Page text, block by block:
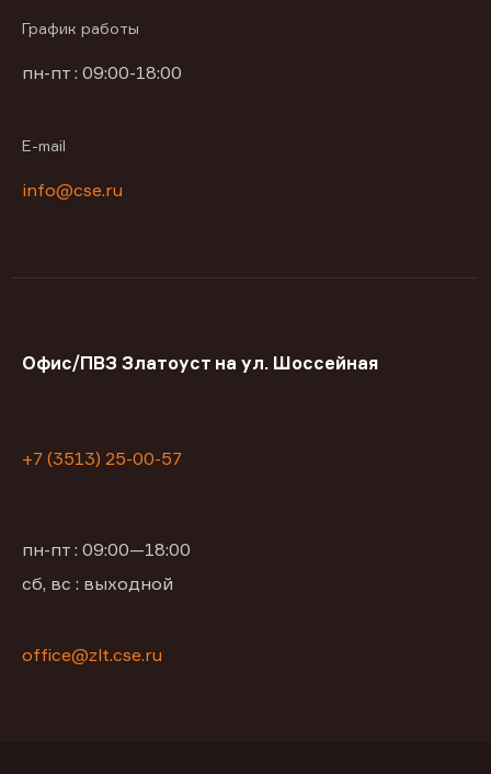
График работы
пн-пт : 09:00-18:00
E-mail
info@cse.ru
Офис/ПВЗ Златоуст на ул. Шоссейная
+7 (3513) 25-00-57
пн-пт : 09:00—18:00
сб, вс : выходной
office@zlt.cse.ru